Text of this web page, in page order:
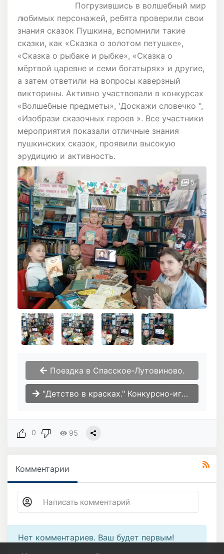
Погрузившись в волшебный мир
любимых персонажей, ребята проверили свои
знания сказок Пушкина, вспомнили такие
сказки, как «Сказка о золотом петушке»,
«Сказка о рыбаке и рыбке», «Сказка о
мёртвой царевне и семи богатырях» и другие,
а затем ответили на вопросы каверзный
викторины. Активно участвовали в конкурсах
«Волшебные предметы», 'Доскажи словечко ",
«Изобрази сказочных героев ». Все участники
мероприятия показали отличные знания
пушкинских сказок, проявили высокую
эрудицию и активность.
5
Поездка в Спасское-Лутовиново.
"Детство в красках." Конкурсно-игроая программа ко Дню защиты детей.
0 95
Комментарии
Нет комментариев. Ваш будет первым!